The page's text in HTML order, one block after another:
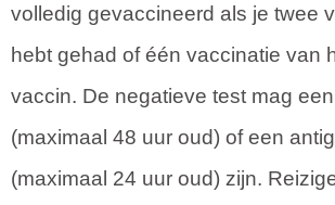
volledig gevaccineerd als je twee
hebt gehad of één vaccinatie van
vaccin. De negatieve test mag
(maximaal 48 uur oud) of een
(maximaal 24 uur oud) zijn.